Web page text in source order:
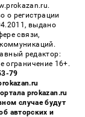
о регистрации
выдано
связи,
редактор:
ограничение 16+.
79
prokazan.ru
случае будут
авторских и